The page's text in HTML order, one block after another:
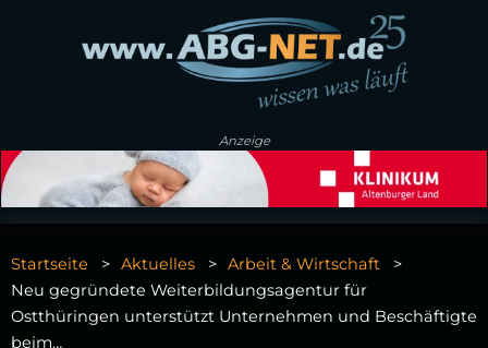
Anzeige
Startseite Aktuelles
Arbeit & Wirtschaft
Neu gegründete Weiterbildungsagentur für
Ostthüringen unterstützt Unternehmen und Beschäftigte
beim…